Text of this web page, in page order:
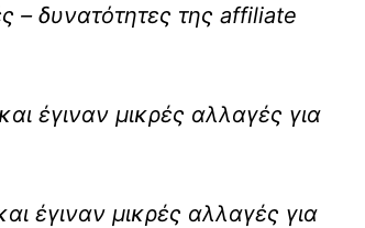
– δυνατότητες της affiliate
έγιναν μικρές αλλαγές για
έγιναν μικρές αλλαγές για